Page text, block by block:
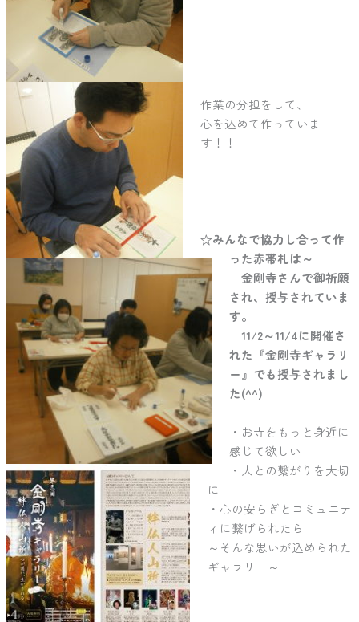
作業の分担をして、
心を込めて作っていま
す！！
☆みんなで協力し合って作
った赤帯札は～
金剛寺さんで御祈願
され、授与されていま
す。
11/2～11/4に開催さ
れた『金剛寺ギャラリ
ー』でも授与されまし
た(^^)
・お寺をもっと身近に
感じて欲しい
・人との繋がりを大切
に
・心の安らぎとコミュニテ
ィに繋げられたら
～そんな思いが込められた
ギャラリー～